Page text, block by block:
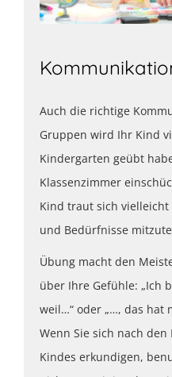
Auch die richtige
Gruppen wird Ihr Kind
Kindergarten geübt
Klassenzimmer
Kind traut sich
und Bedürfnisse
Übung macht den
über Ihre Gefühle: „Ich
weil…“ oder „…, das hat
Wenn Sie sich nach
Kindes erkundigen,